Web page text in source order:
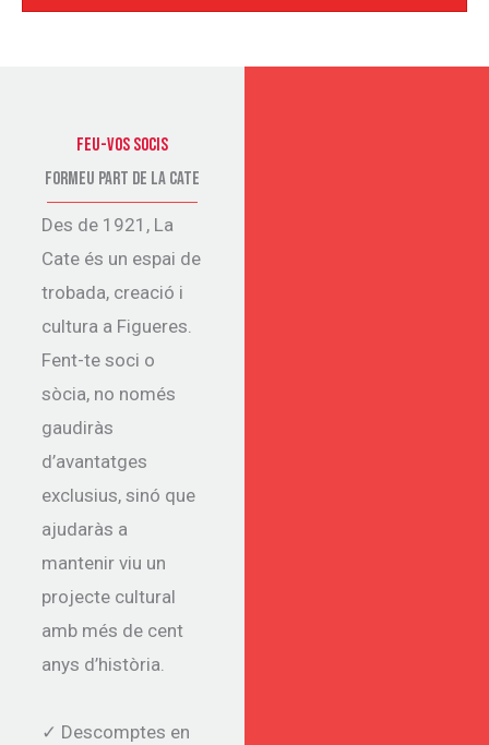
FEU-VOS SOCIS
FORMeu PART DE LA CATE
Des de 1921, La
Cate és un espai de
trobada, creació i
cultura a Figueres.
Fent-te soci o
sòcia, no només
gaudiràs
d’avantatges
exclusius, sinó que
ajudaràs a
mantenir viu un
projecte cultural
amb més de cent
anys d’història.
✓ Descomptes en